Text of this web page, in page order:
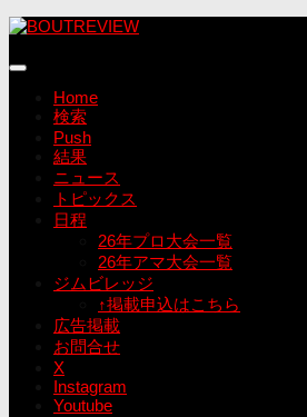
コ
テ
Home
検索
Push
結果
ニュース
トピックス
日程
26年プロ大会一覧
26年アマ大会一覧
ジムビレッジ
↑掲載申込はこちら
広告掲載
お問合せ
X
Instagram
Youtube